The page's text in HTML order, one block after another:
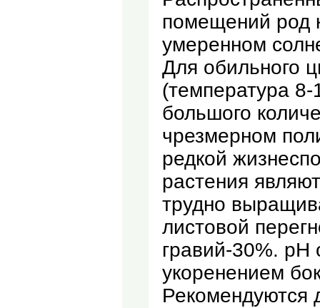
помещений род
умеренном
Для обильного
(температура
большого
чрезмерном
редкой
растения
трудно
листовой
гравий-30%.
укоренением
Рекомендуются